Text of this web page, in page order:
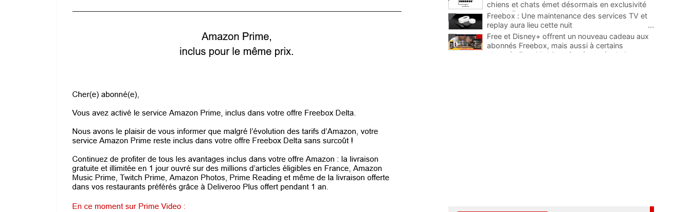
chiens et chats émet désormais en exclusivité
sur les Freebox, et c'est inclus
Freebox : Une maintenance des services TV et
replay aura lieu cette nuit
...
Free et Disney+ offrent un nouveau cadeau aux
abonnés Freebox, mais aussi à certains
abonnés Free Mobile grâce à une évolution